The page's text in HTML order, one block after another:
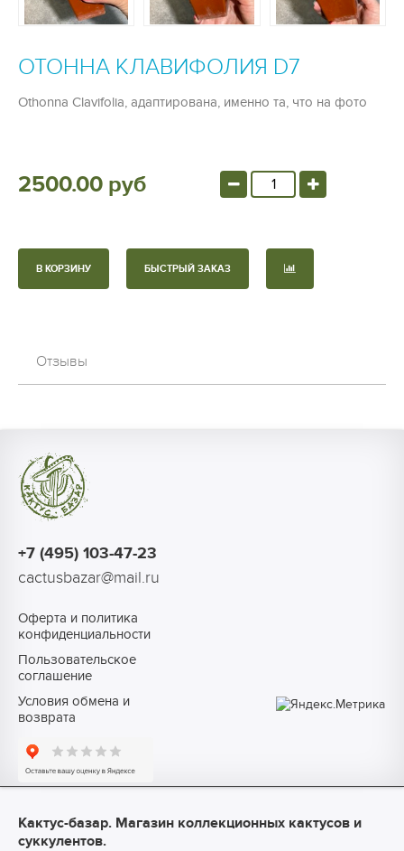
ОТОННА КЛАВИФОЛИЯ D7
Othonna Clavifolia, адаптирована, именно та, что на фото
2500.00 руб
В КОРЗИНУ БЫСТРЫЙ ЗАКАЗ
Отзывы
+7 (495) 103-47-23
cactusbazar@mail.ru
Оферта и политика
конфиденциальности
Пользовательское
соглашение
Условия обмена и
возврата
Кактус-базар. Магазин коллекционных кактусов и
суккулентов.